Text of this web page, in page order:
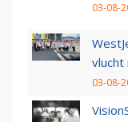
03-08-
vlucht
03-08-